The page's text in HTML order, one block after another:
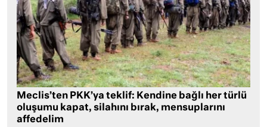
Meclis’ten PKK’ya teklif: Kendine bağlı her türlü
oluşumu kapat, silahını bırak, mensuplarını
affedelim